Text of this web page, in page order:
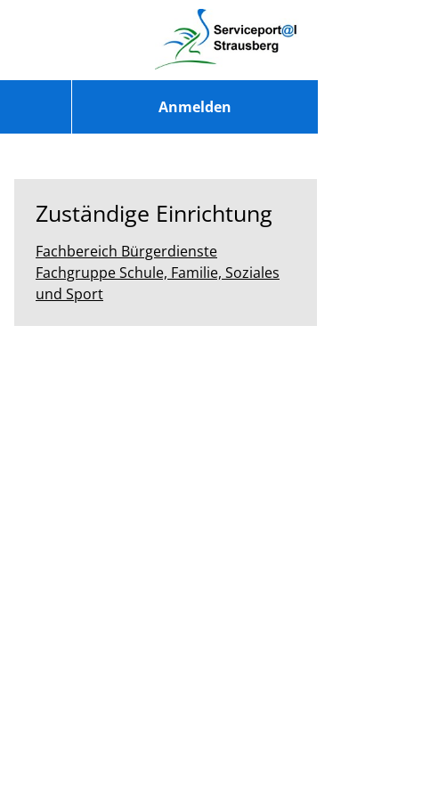
Anmelden
Zuständige Einrichtung
Fachbereich Bürgerdienste
Fachgruppe Schule, Familie, Soziales
und Sport